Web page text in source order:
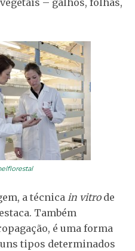
– galhos, folhas,
a técnica in vitrode
Também
é uma forma
tipos determinados